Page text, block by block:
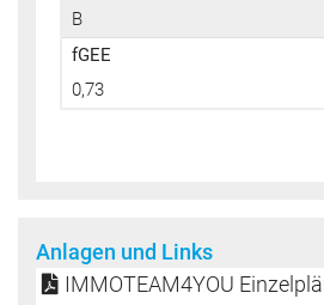
B
fGEE
0,73
Anlagen und Links
IMMOTEAM4YOU